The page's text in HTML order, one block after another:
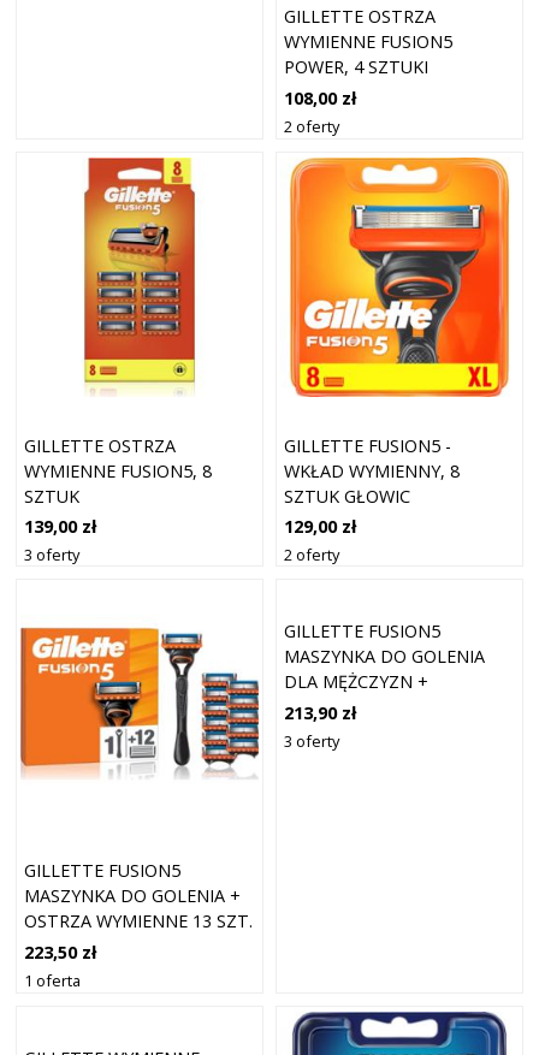
GILLETTE OSTRZA
WYMIENNE FUSION5
POWER, 4 SZTUKI
108,00 zł
2 oferty
GILLETTE OSTRZA
WYMIENNE FUSION5, 8
SZTUK
139,00 zł
3 oferty
GILLETTE FUSION5 -
WKŁAD WYMIENNY, 8
SZTUK GŁOWIC
WYMIENNYCH
129,00 zł
2 oferty
GILLETTE FUSION5
MASZYNKA DO GOLENIA +
OSTRZA WYMIENNE 13 SZT.
223,50 zł
1 oferta
GILLETTE FUSION5
MASZYNKA DO GOLENIA
DLA MĘŻCZYZN +
11 OSTRZY
213,90 zł
3 oferty